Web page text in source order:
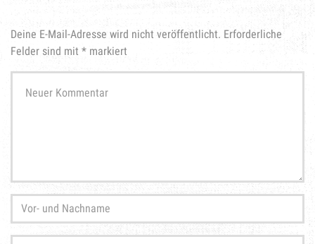
Deine E-Mail-Adresse wird nicht veröffentlicht. Erforderliche
Felder sind mit * markiert
Kommentar*
Vor-
Nachname*